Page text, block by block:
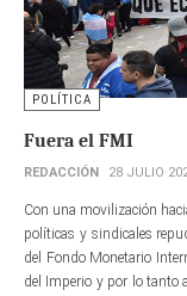
POLÍTICA
Fuera el FMI
REDACCIÓN 28 JULIO
Con una movilización
políticas y sindicales
del Fondo Monetario
del Imperio y por lo tanto